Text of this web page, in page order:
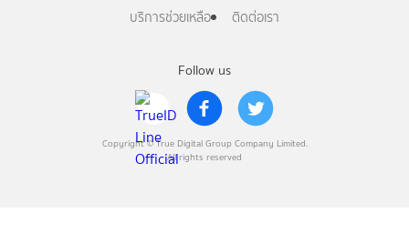
Follow us
Copyright © True Digital Group Company Limited.
All rights reserved
บริการช่วยเหลือ
ติดต่อเรา